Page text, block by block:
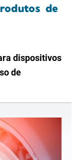
de
dispositivos
de